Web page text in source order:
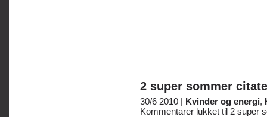
2 super sommer
30/6 2010 | Kvinder og energi,
Kommentarer lukket til 2 super